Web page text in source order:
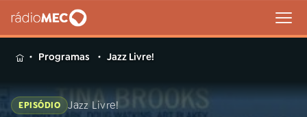
MENUProgramas Jazz Livre!
EPISÓDIO Jazz Livre!